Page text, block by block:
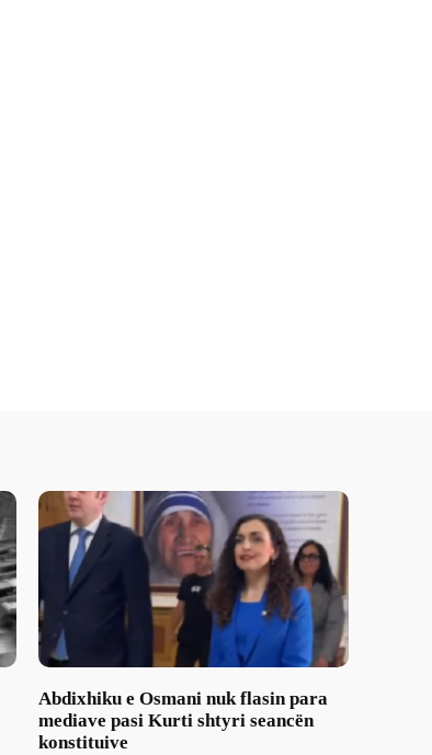
Abdixhiku e Osmani nuk flasin para
mediave pasi Kurti shtyri seancën
konstituive